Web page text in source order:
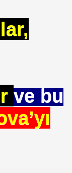
ve bu